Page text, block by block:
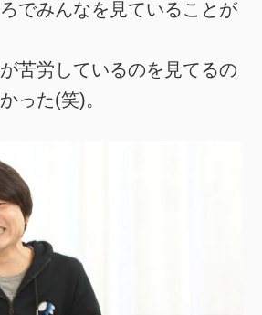
でみんなを見ていることが
苦労しているのを見てるの
った(笑)。